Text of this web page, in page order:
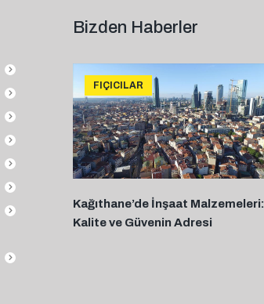
Bizden Haberler
FIÇICILAR
Kağıthane’de İnşaat Malzemeleri:
Kalite ve Güvenin Adresi